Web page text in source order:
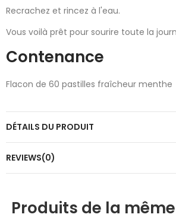
Recrachez et rincez à l'eau.
Vous voilà prêt pour sourire toute la
Contenance
Flacon de 60 pastilles fraîcheur menthe
DÉTAILS DU PRODUIT
REVIEWS(0)
Produits de la